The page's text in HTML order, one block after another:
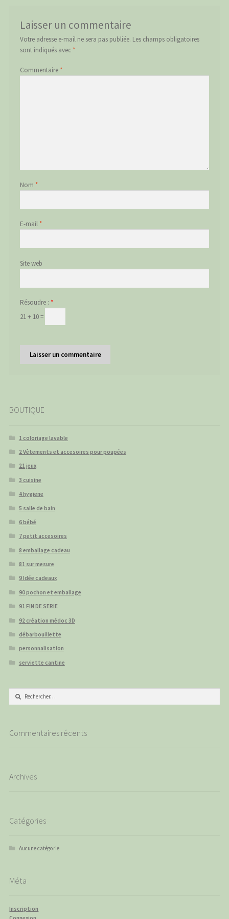
Laisser un commentaire
Votre adresse e-mail ne sera pas publiée. Les champs obligatoires
sont indiqués avec *
Commentaire *
Nom *
E-mail *
Site web
Résoudre : *
21 + 10 =
BOUTIQUE
1 coloriage lavable
2 Vêtements et accesoires pour poupées
21 jeux
3 cuisine
4 hygiene
5 salle de bain
6 bébé
7 petit accesoires
8 emballage cadeau
81 sur mesure
9 Idée cadeaux
90 pochon et emballage
91 FIN DE SERIE
92 création médoc 3D
débarbouillette
personnalisation
serviette cantine
Rechercher :
Commentaires récents
Archives
Catégories
Aucune catégorie
Méta
Inscription